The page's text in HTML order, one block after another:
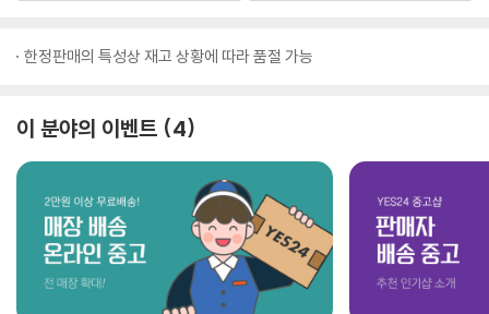
한정판매의 특성상 재고 상황에 따라 품절 가능
이 분야의 이벤트 4